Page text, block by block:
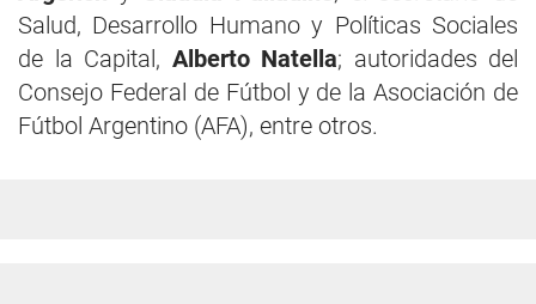
Salud, Desarrollo Humano y Políticas Sociales
de la Capital, Alberto Natella; autoridades del
Consejo Federal de Fútbol y de la Asociación de
Fútbol Argentino (AFA), entre otros.